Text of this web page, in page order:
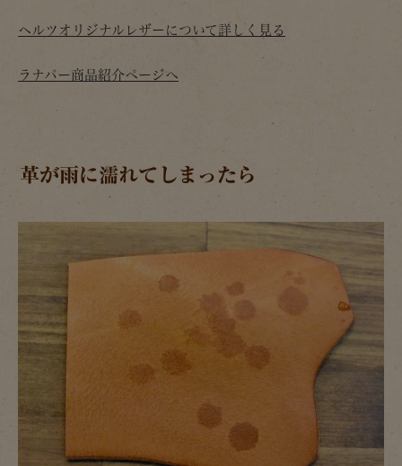
ヘルツオリジナルレザーについて詳しく見る
ラナパー商品紹介ページへ
革が雨に濡れてしまったら